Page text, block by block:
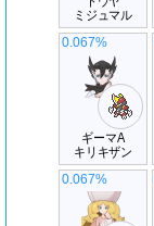
ミジュマル
ギーマA
キリキザン
0.067%
0.067%